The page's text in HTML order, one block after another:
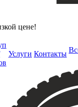
цене!
Услуги Контакты